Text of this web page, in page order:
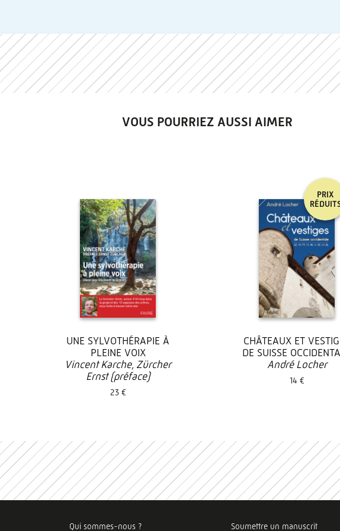
VOUS POURRIEZ AUSSI AIMER
UNE SYLVOTHÉRAPIE À
PLEINE VOIX
Vincent Karche, Zürcher
Ernst (préface)
23 €
PRIX
CHÂTEAUX ET
DE SUISSE
André Locher
14 €
Qui sommes-nous ? Soumettre un manuscrit